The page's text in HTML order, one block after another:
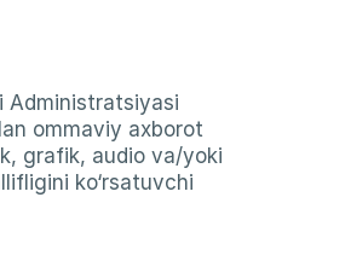
Administratsiyasi
ommaviy axborot
grafik, audio va/yoki
ko‘rsatuvchi